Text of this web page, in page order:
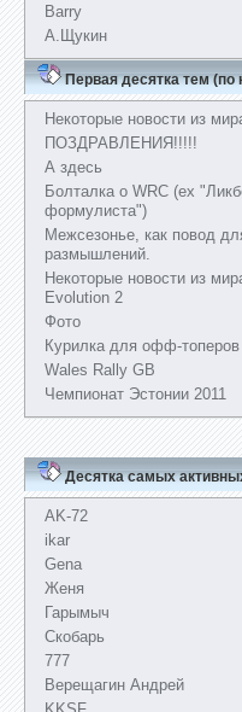
Barry
А.Щукин
Первая десятка тем (по
Некоторые новости из
ПОЗДРАВЛЕНИЯ!!!!!
А здесь
Болталка о WRC (ex
формулиста")
Межсезонье, как повод
размышлений.
Некоторые новости из
Evolution 2
Фото
Курилка для офф-топеров
Wales Rally GB
Чемпионат Эстонии 2011
Десятка самых
AK-72
ikar
Gena
Женя
Гарымыч
Скобарь
777
Верещагин Андрей
KKSF